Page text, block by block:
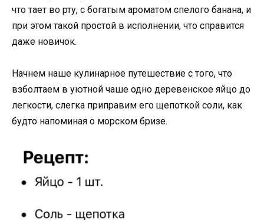
что тает во рту, с богатым ароматом спелого банана, и
при этом такой простой в исполнении, что справится
даже новичок.
Начнем наше кулинарное путешествие с того, что
взболтаем в уютной чаше одно деревенское яйцо до
легкости, слегка приправим его щепоткой соли, как
будто напоминая о морском бризе.